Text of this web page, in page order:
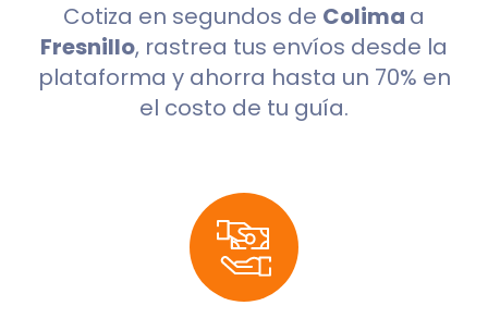
Cotiza en segundos de Colima a
Fresnillo, rastrea tus envíos desde la
plataforma y ahorra hasta un 70% en
el costo de tu guía.